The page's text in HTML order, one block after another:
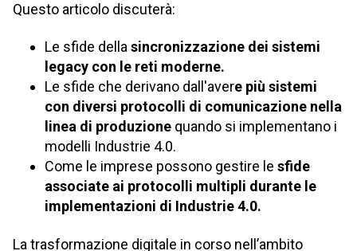
Questo articolo discuterà:
Le sfide dellasincronizzazione dei sistemi
legacy con le reti moderne.
Le sfide che derivano dall'avere più sistemi
con diversi protocolli di comunicazione nella
linea di produzione quando si implementano i
modelli Industrie 4.0.
Come le imprese possono gestire le sfide
associate ai protocolli multipli durante le
implementazioni di Industrie 4.0.
La trasformazione digitale in corso nell’ambito